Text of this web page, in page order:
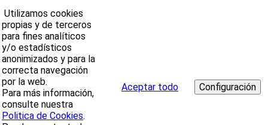
Utilizamos cookies
propias y de terceros
para fines analíticos
y/o estadísticos
anonimizados y para la
correcta navegación
por la web.
Para más información,
consulte nuestra
Politica de Cookies.
Aceptar todo